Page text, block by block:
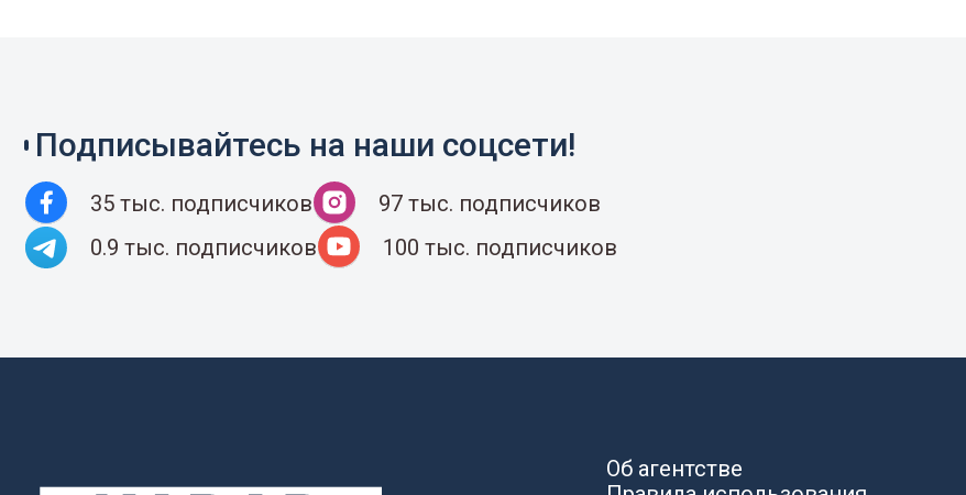
Подписывайтесь на наши соцсети!
35 тыс. подписчиков
97 тыс. подписчиков
0.9 тыс. подписчиков
100 тыс. подписчиков
Об агентстве